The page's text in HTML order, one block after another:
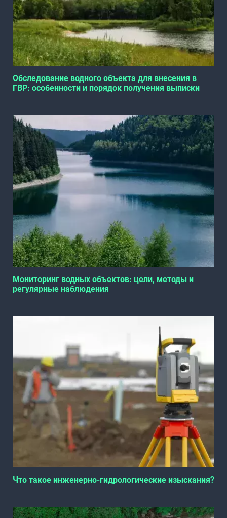
Обследование водного объекта для внесения в
ГВР: особенности и порядок получения выписки
Мониторинг водных объектов: цели, методы и
регулярные наблюдения
Что такое инженерно-гидрологические изыскания?